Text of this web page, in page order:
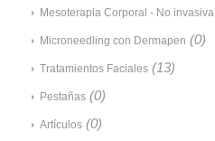
Mesoterapia Corporal - No invasiva
Microneedling con Dermapen (0)
Tratamientos Faciales (13)
Pestañas (0)
Artículos (0)